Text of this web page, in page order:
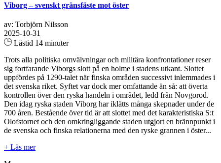
Viborg – svenskt gränsfäste mot öster
av: Torbjörn Nilsson
2025-10-31
Lästid 14 minuter
Trots alla politiska omvälvningar och militära konfrontationer reser
sig fortfarande Viborgs slott på en holme i stadens utkant. Slottet
uppfördes på 1290-talet när finska områden successivt inlemmades i
det svenska riket. Syftet var dock mer omfattande än så: att överta
kontrollen över den ryska handeln i området, ledd från Novgorod.
Den idag ryska staden Viborg har iklätts många skepnader under de
700 åren. Bestående över tid är att slottet med det karakteristiska S:t
Olofstornet och den omkringliggande staden utgjort en brännpunkt i
de svenska och finska relationerna med den ryske grannen i öster...
+ Läs mer